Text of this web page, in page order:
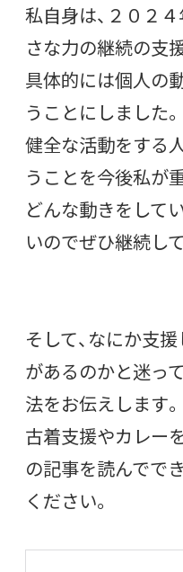
私自身は、２０２
さな力の継続の支
具体的には個人の
うことにしました。
健全な活動をする
うことを今後私が
どんな動きをして
いのでぜひ継続し
そして、なにか支
があるのかと迷っ
法をお伝えします。
古着支援やカレー
の記事を読んでで
ください。